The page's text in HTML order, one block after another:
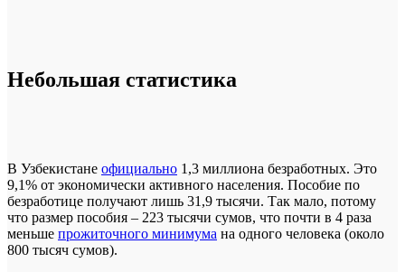
Небольшая статистика
В Узбекистане официально 1,3 миллиона безработных. Это
9,1% от экономически активного населения. Пособие по
безработице получают лишь 31,9 тысячи. Так мало, потому
что размер пособия – 223 тысячи сумов, что почти в 4 раза
меньше прожиточного минимума на одного человека (около
800 тысяч сумов).